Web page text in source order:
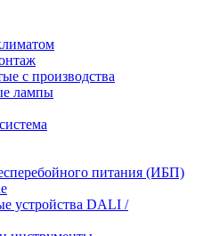
с производства
лампы
питания (ИБП)
устройства DALI /